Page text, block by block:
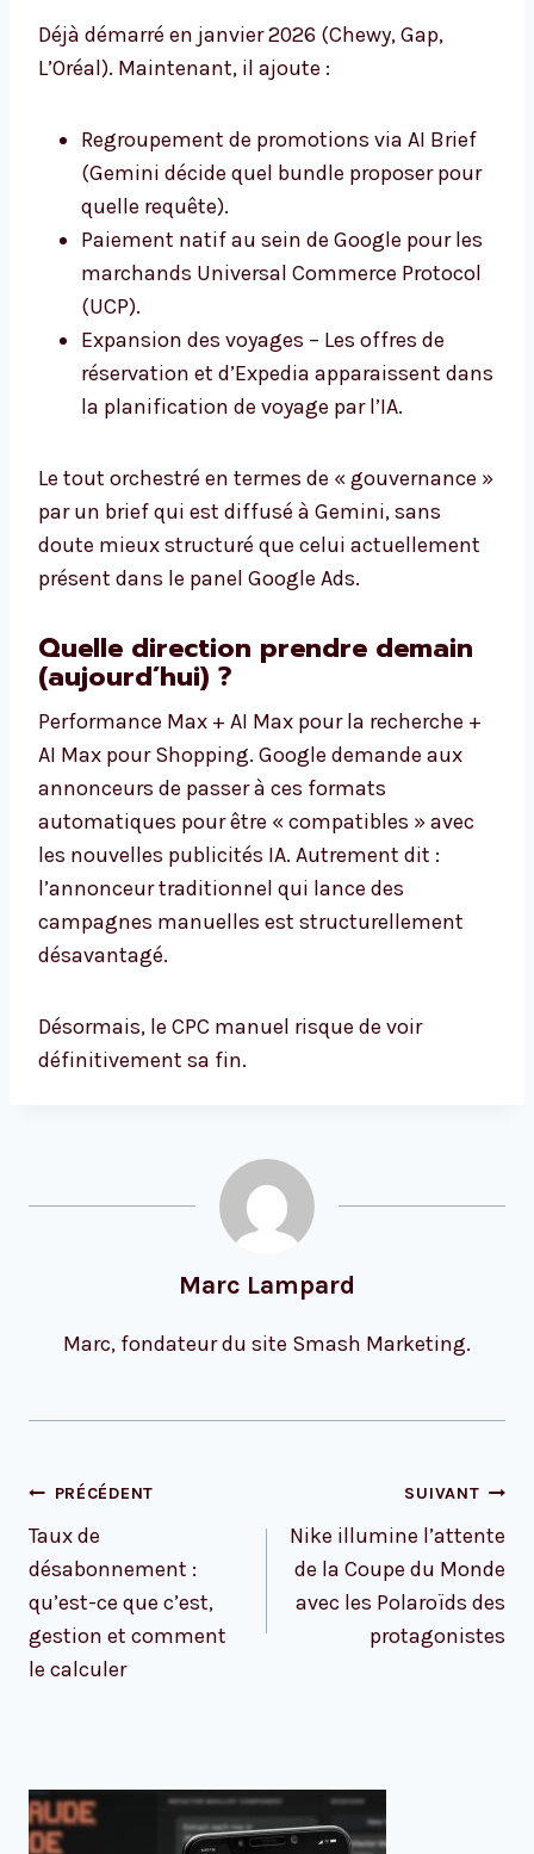
Déjà démarré en janvier 2026 (Chewy, Gap,
L’Oréal). Maintenant, il ajoute :
Regroupement de promotions via AI Brief
(Gemini décide quel bundle proposer pour
quelle requête).
Paiement natif au sein de Google pour les
marchands Universal Commerce Protocol
(UCP).
Expansion des voyages – Les offres de
réservation et d’Expedia apparaissent dans
la planification de voyage par l’IA.
Le tout orchestré en termes de « gouvernance »
par un brief qui est diffusé à Gemini, sans
doute mieux structuré que celui actuellement
présent dans le panel Google Ads.
Quelle direction prendre demain
(aujourd’hui) ?
Performance Max + AI Max pour la recherche +
AI Max pour Shopping. Google demande aux
annonceurs de passer à ces formats
automatiques pour être « compatibles » avec
les nouvelles publicités IA. Autrement dit :
l’annonceur traditionnel qui lance des
campagnes manuelles est structurellement
désavantagé.
Désormais, le CPC manuel risque de voir
définitivement sa fin.
Marc Lampard
Marc, fondateur du site Smash Marketing.
Navigation
l’article
PRÉCÉDENT
Taux de
désabonnement :
qu’est-ce que c’est,
gestion et comment
le calculer
SUIVANT
Nike illumine l’attente
de la Coupe du Monde
avec les Polaroïds des
protagonistes